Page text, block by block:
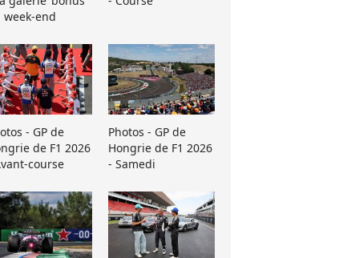
week-end
- GP de
de F1 2026
course
Photos - GP de
Hongrie de F1 2026
- Samedi